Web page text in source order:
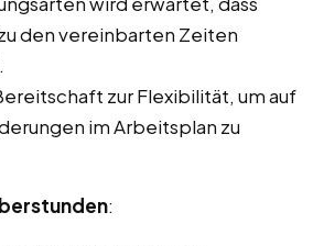
den vereinbarten Zeiten
zur Flexibilität, um auf
im Arbeitsplan zu
: